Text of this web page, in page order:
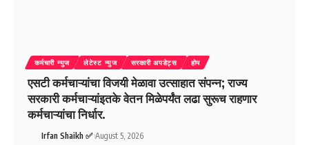
कर्मचारी न्युज लेटेस्ट न्युज सरकारी अपडेट्स होम
एसटी कर्मचाऱ्यांचा विजयी मेळावा उत्साहात संपन्न; राज्य
सरकारी कर्मचाऱ्यांइतके वेतन मिळेपर्यंत लढा सुरूच राहणार
कर्मचाऱ्यांचा निर्धार.
Irfan Shaikh ✅ August 5, 2026